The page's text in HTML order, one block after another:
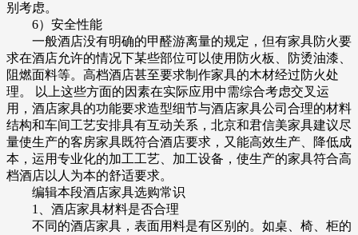
别考虑。
6）安全性能
一般酒店没有明确的甲醛游离量的规定，但有家具防火要
求在酒店允许的情况下某些部位可以使用防火板、防烫油漆、
阻燃面料等。高档酒店甚至要求制作家具的木材经过防火处
理。 以上这些方面的因素在实际应用中需综合考虑交叉运
用，酒店家具的功能要求造型细节与酒店家具公司合理的材料
结构和车间工艺安排具有互动关系，北京和君信美家具建议尽
量使生产的客房家具既符合酒店要求，又能高效生产、降低成
本，运用专业化的加工工艺、加工设备，使生产的家具符合高
档酒店以人为本的舒适要求。
编辑本段酒店家具选购常识
1、酒店家具材料是否合理
不同的酒店家具，表面用料是有区别的。如桌、椅、柜的